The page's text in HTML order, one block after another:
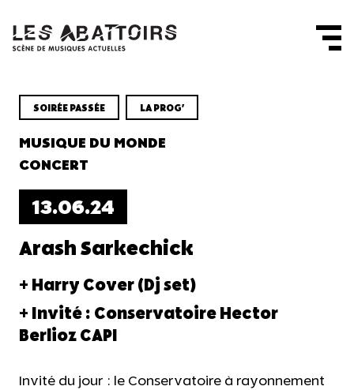
SOIRÉE PASSÉE LA PROG'
MUSIQUE DU MONDE
CONCERT
13.06.24
Arash Sarkechick
+ Harry Cover (Dj set)
+ Invité : Conservatoire Hector
Berlioz CAPI
Invité du jour : le Conservatoire à rayonnement